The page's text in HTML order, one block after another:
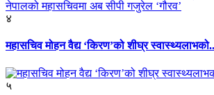
४
महासचिव मोहन वैद्य ‘किरण’को शीघ्र
५